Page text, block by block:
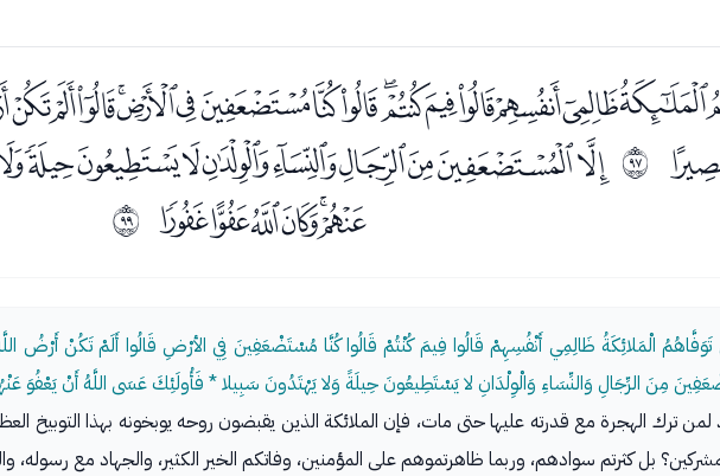
ﱠ
ﯓﯔﯕﯖﯗﯘ ﱢ
تَوَفَّاهُمُ الْمَلائِكَةُ ظَالِمِي أَنْفُسِهِمْ قَالُوا فِيمَ كُنْتُمْ قَالُوا كُنَّا مُسْتَضْعَفِينَ فِي الأرْضِ قَالُوا أَلَمْ تَكُنْ
مِنَ الرِّجَالِ وَالنِّسَاءِ وَالْوِلْدَانِ لا يَسْتَطِيعُونَ حِيلَةً وَلا يَهْتَدُونَ سَبِيلا * فَأُولَئِكَ عَسَى اللَّهُ أَنْ يَعْفُوَ
لمن ترك الهجرة مع قدرته عليها حتى مات، فإن الملائكة الذين يقبضون روحه يوبخونه بهذا التوبيخ
بل كثرتم سوادهم، وربما ظاهرتموهم على المؤمنين، وفاتكم الخير الكثير، والجهاد مع رسوله،